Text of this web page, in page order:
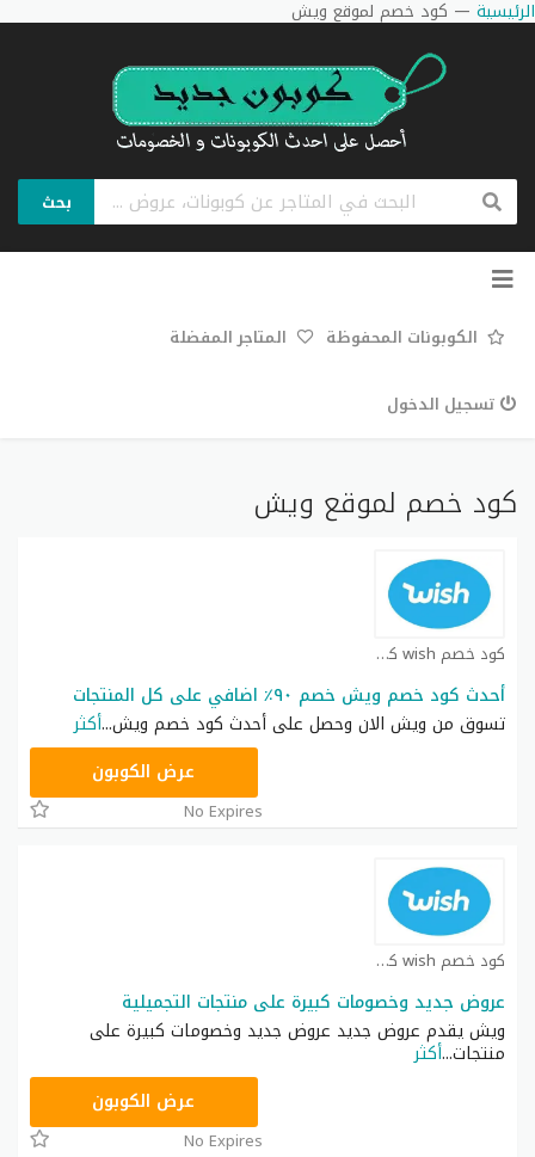
الرئيسية — كود خصم لموقع ويش
بحث
تخطي
الكوبونات المحفوظة المتاجر المفضلة
تسجيل الدخول
كود خصم لموقع ويش
كود خصم wish كوبون
أحدث كود خصم ويش خصم ٩٠٪ اضافي على كل المنتجات
تسوق من ويش الان وحصل على أحدث كود خصم ويش...أكثر
WISH20عرض الكوبون
No Expires
كود خصم wish كوبون
عروض جديد وخصومات كبيرة على منتجات التجميلية
ويش يقدم عروض جديد عروض جديد وخصومات كبيرة على
منتجات...أكثر
ETERAN21
عرض الكوبون
No Expires